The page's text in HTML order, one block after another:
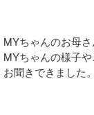
MYちゃんのお母さ
MYちゃんの様子
お聞きできました。